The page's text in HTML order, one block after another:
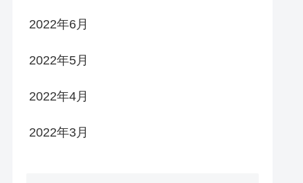
2022年6月
2022年5月
2022年4月
2022年3月